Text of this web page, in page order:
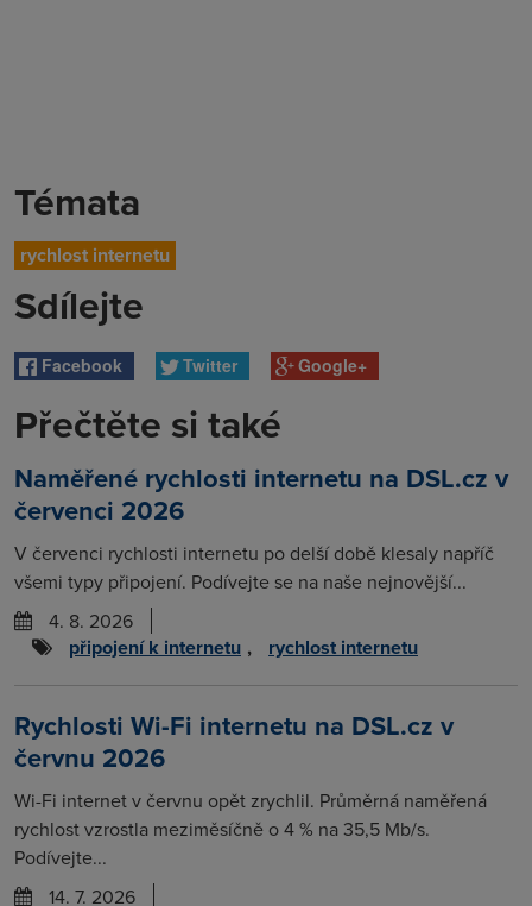
Témata
rychlost internetu
Sdílejte
Facebook Twitter Google+
Přečtěte si také
Naměřené rychlosti internetu na DSL.cz v
červenci 2026
V červenci rychlosti internetu po delší době klesaly napříč
všemi typy připojení. Podívejte se na naše nejnovější...
4. 8. 2026
připojení k internetu , rychlost internetu
Rychlosti Wi-Fi internetu na DSL.cz v
červnu 2026
Wi-Fi internet v červnu opět zrychlil. Průměrná naměřená
rychlost vzrostla meziměsíčně o 4 % na 35,5 Mb/s.
Podívejte...
14. 7. 2026